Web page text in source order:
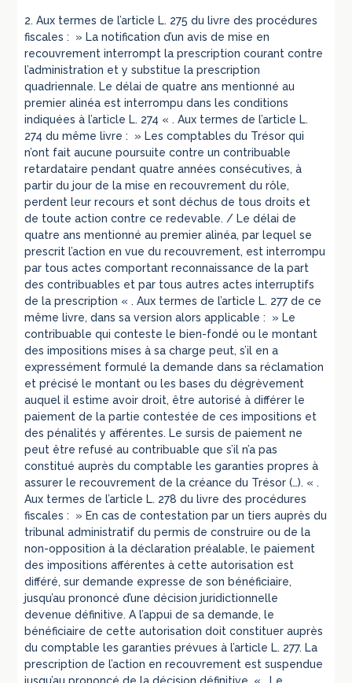
2. Aux termes de l’article L. 275 du livre des procédures
fiscales : » La notification d’un avis de mise en
recouvrement interrompt la prescription courant contre
l’administration et y substitue la prescription
quadriennale. Le délai de quatre ans mentionné au
premier alinéa est interrompu dans les conditions
indiquées à l’article L. 274 « . Aux termes de l’article L.
274 du même livre : » Les comptables du Trésor qui
n’ont fait aucune poursuite contre un contribuable
retardataire pendant quatre années consécutives, à
partir du jour de la mise en recouvrement du rôle,
perdent leur recours et sont déchus de tous droits et
de toute action contre ce redevable. / Le délai de
quatre ans mentionné au premier alinéa, par lequel se
prescrit l’action en vue du recouvrement, est interrompu
par tous actes comportant reconnaissance de la part
des contribuables et par tous autres actes interruptifs
de la prescription « . Aux termes de l’article L. 277 de ce
même livre, dans sa version alors applicable : » Le
contribuable qui conteste le bien-fondé ou le montant
des impositions mises à sa charge peut, s’il en a
expressément formulé la demande dans sa réclamation
et précisé le montant ou les bases du dégrèvement
auquel il estime avoir droit, être autorisé à différer le
paiement de la partie contestée de ces impositions et
des pénalités y afférentes. Le sursis de paiement ne
peut être refusé au contribuable que s’il n’a pas
constitué auprès du comptable les garanties propres à
assurer le recouvrement de la créance du Trésor (…). « .
Aux termes de l’article L. 278 du livre des procédures
fiscales : » En cas de contestation par un tiers auprès du
tribunal administratif du permis de construire ou de la
non-opposition à la déclaration préalable, le paiement
des impositions afférentes à cette autorisation est
différé, sur demande expresse de son bénéficiaire,
jusqu’au prononcé d’une décision juridictionnelle
devenue définitive. A l’appui de sa demande, le
bénéficiaire de cette autorisation doit constituer auprès
du comptable les garanties prévues à l’article L. 277. La
prescription de l’action en recouvrement est suspendue
jusqu’au prononcé de la décision définitive. « . Le